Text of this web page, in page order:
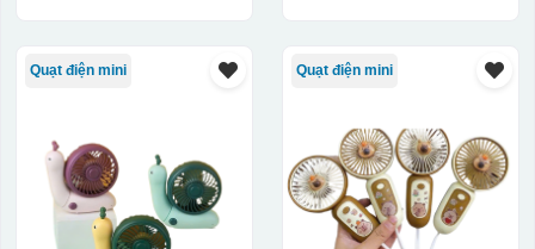
Quạt điện mini Quạt điện mini